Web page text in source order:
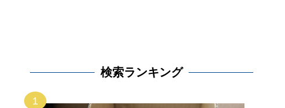
検索ランキング
1